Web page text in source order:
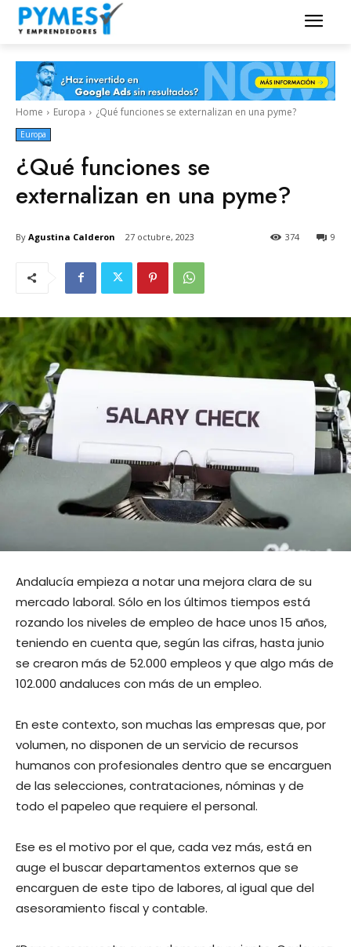
Home Europa ¿Qué funciones se externalizan en una pyme?
Europa
¿Qué funciones se
externalizan en una pyme?
By Agustina Calderon 27 octubre, 2023 9
374
Andalucía empieza a notar una mejora clara de su
mercado laboral. Sólo en los últimos tiempos está
rozando los niveles de empleo de hace unos 15 años,
teniendo en cuenta que, según las cifras, hasta junio
se crearon más de 52.000 empleos y que algo más de
102.000 andaluces con más de un empleo.
En este contexto, son muchas las empresas que, por
volumen, no disponen de un servicio de recursos
humanos con profesionales dentro que se encarguen
de las selecciones, contrataciones, nóminas y de
todo el papeleo que requiere el personal.
Ese es el motivo por el que, cada vez más, está en
auge el buscar departamentos externos que se
encarguen de este tipo de labores, al igual que del
asesoramiento fiscal y contable.